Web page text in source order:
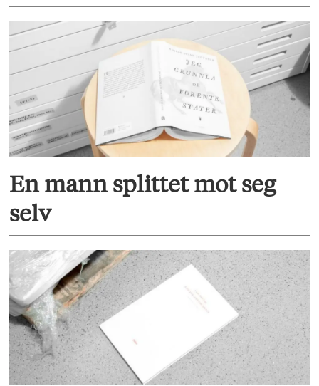
En mann splittet mot seg
selv